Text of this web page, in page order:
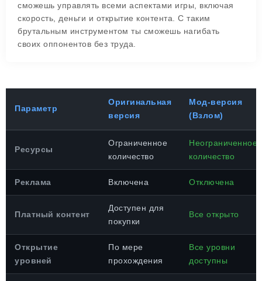
сможешь управлять всеми аспектами игры, включая
скорость, деньги и открытие контента. С таким
брутальным инструментом ты сможешь нагибать
своих оппонентов без труда.
Параметр
Оригинальная
версия
Мод-версия
(Взлом)
Ресурсы
Ограниченное
количество
Неограниченное
количество
Реклама Включена Отключена
Платный контент
Доступен для
покупки
Все открыто
Открытие
уровней
По мере
прохождения
Все уровни
доступны